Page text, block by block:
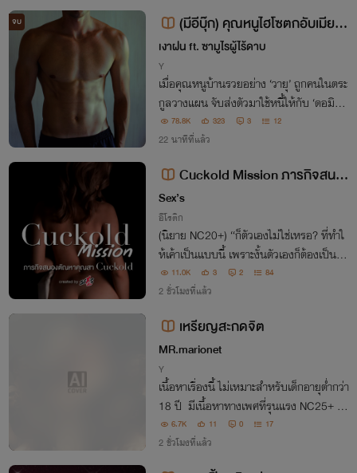
จบ
(มีอีบุ๊ก) คุณหนูไฮโซตกอับเมียลั
บของท่านประธาน - [PWP]
เงาฝน ft. ซามูไรผู้ไร้ดาบ
Y
เมื่อคุณหนูบ้านรวยอย่าง ‘วายุ’ ถูกคนในตระ
กูลวางแผน จับส่งตัวมาใช้หนี้ให้กับ ‘ดอมินิก
ส์’ เจ้าหนี้หน้าโหดแต่เอวแซ่บคนนี้
78.8K 323 3 12
22 นาทีที่แล้ว
Cuckold Mission ภารกิจสนอ
งตัณหาคุณสา Cuckold
Sex’s
อีโรติก
(นิยาย NC20+) “ก็ตัวเองไม่ใช่เหรอ? ที่ทำใ
ห้เค้าเป็นแบบนี้ เพราะงั้นตัวเองก็ต้องเป็นค
นรับผิดชอบ” คำพูดจากสามีของแอม ที่หลัง
จากนั้นมันทำให้แอมต้องคอยสนองตัณหาแ
11.0K 3 2 84
2 ชั่วโมงที่แล้ว
เหรียญสะกดจิต
MR.marionet
Y
เนื้อหาเรื่องนี้ ไม่เหมาะสำหรับเด็กอายุต่ำกว่า
18 ปี มีเนื้อหาทางเพศที่รุนแรง NC25+ โป
รดใช้วิจารญาณในการอ่าน
6.7K 11 0 17
2 ชั่วโมงที่แล้ว